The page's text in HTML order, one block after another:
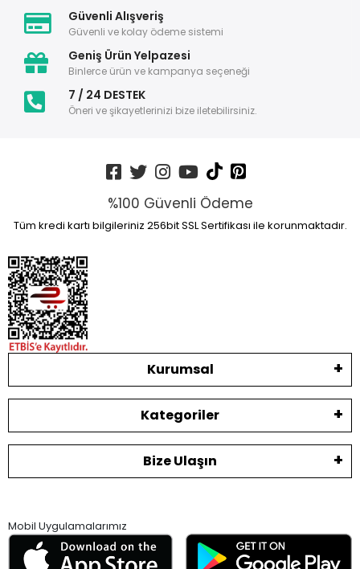
Güvenli Alışveriş
Güvenli ve kolay ödeme sistemi
Geniş Ürün Yelpazesi
Binlerce ürün ve kampanya seçeneği
7 / 24 DESTEK
Öneri ve şikayetlerinizi bize iletebilirsiniz.
%100 Güvenli Ödeme
Tüm kredi kartı bilgileriniz 256bit SSL Sertifikası ile korunmaktadır.
Kurumsal
Kategoriler
Bize Ulaşın
Mobil Uygulamalarımız